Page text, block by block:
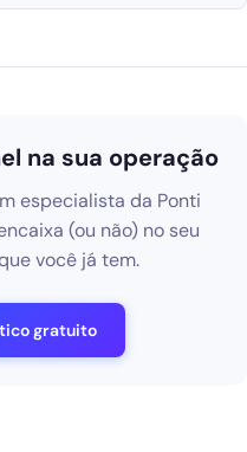
na sua operação
especialista da Ponti
(ou não) no seu
você já tem.
gratuito